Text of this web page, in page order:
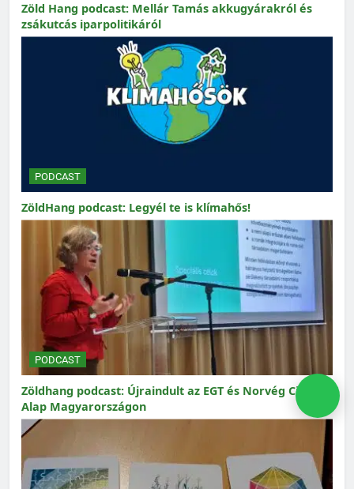
Zöld Hang podcast: Mellár Tamás akkugyárakról és
zsákutcás iparpolitikáról
PODCAST
ZöldHang podcast: Legyél te is klímahős!
PODCAST
Zöldhang podcast: Újraindult az EGT és Norvég Civil
Alap Magyarországon